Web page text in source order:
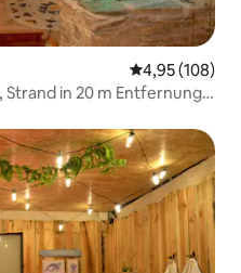
4,95 (108)
Strand in 20 m Entfernung,